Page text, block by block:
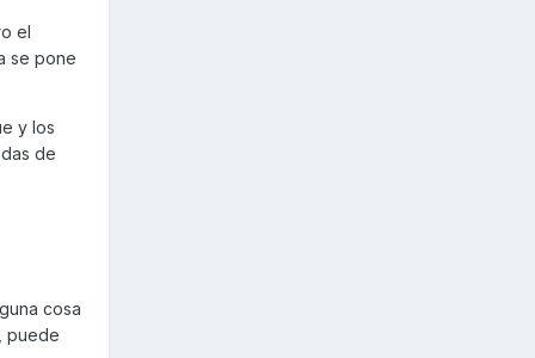
el
se pone
y los
de
cosa
puede